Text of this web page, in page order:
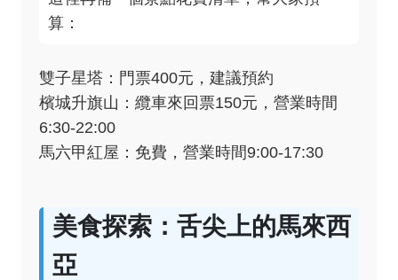
算：
雙子星塔：門票400元，建議預約
檳城升旗山：纜車來回票150元，營業時間
6:30-22:00
馬六甲紅屋：免費，營業時間9:00-17:30
美食探索：舌尖上的馬來西
亞